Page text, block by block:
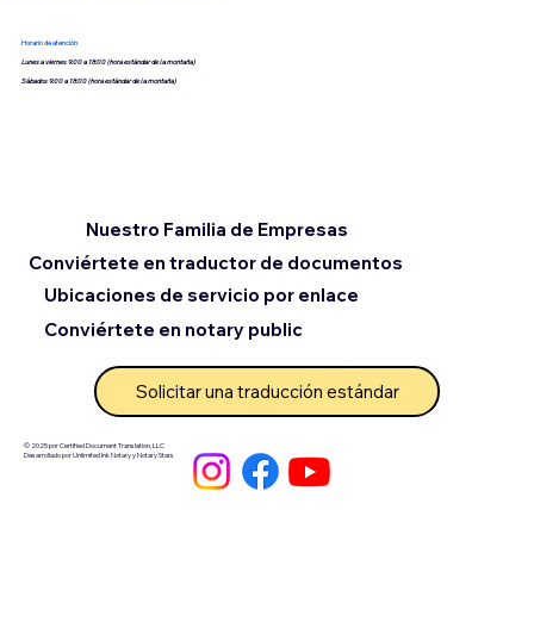
Horario de atención
Lunes a viernes 9:00 a 18:00 (hora estándar de la montaña)
Sábados 9:00 a 18:00 (hora estándar de la montaña)
© 2025 por Certified Document Translation, LLC
Desarrollado por Unlimited Ink Notary y Notary Stars
Conviértete en traductor de documentos
Ubicaciones de servicio por enlace
Nuestro Familia de Empresas
Conviértete en notary public
Solicitar una traducción estándar